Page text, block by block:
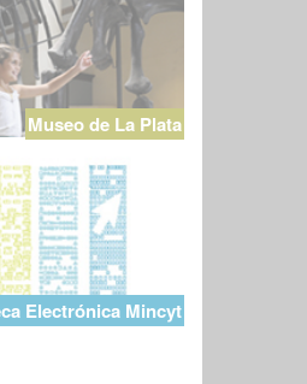
Museo de La Plata
Electrónica Mincyt